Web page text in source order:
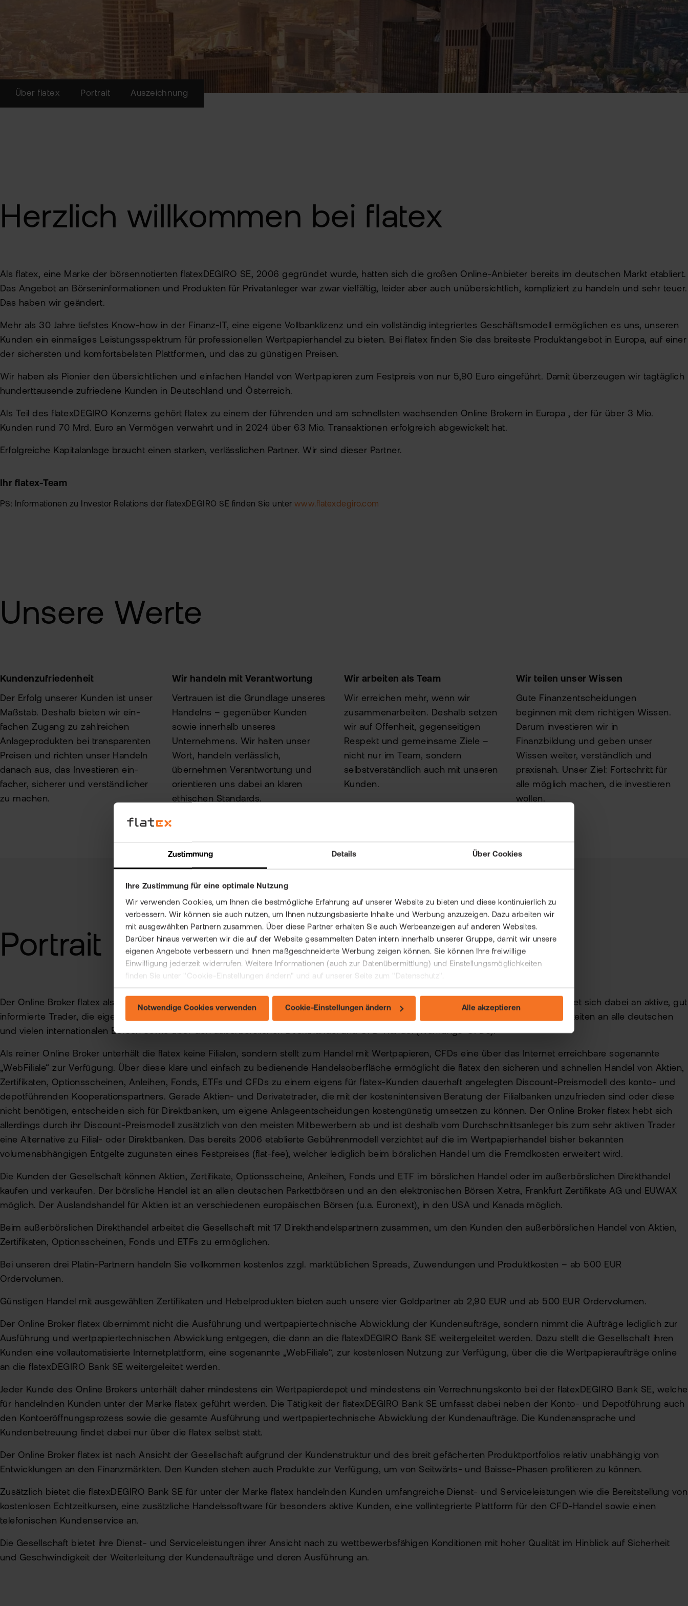
Zustimmung Details Über Cookies
Ihre Zustimmung für eine optimale Nutzung
Wir verwenden Cookies, um Ihnen die bestmögliche Erfahrung auf unserer Website zu bieten und diese kontinuierlich zu
verbessern. Wir können sie auch nutzen, um Ihnen nutzungsbasierte Inhalte und Werbung anzuzeigen. Dazu arbeiten wir
mit ausgewählten Partnern zusammen. Über diese Partner erhalten Sie auch Werbeanzeigen auf anderen Websites.
Darüber hinaus verwerten wir die auf der Website gesammelten Daten intern innerhalb unserer Gruppe, damit wir unsere
eigenen Angebote verbessern und Ihnen maßgeschneiderte Werbung zeigen können. Sie können Ihre freiwillige
Einwilligung jederzeit widerrufen. Weitere Informationen (auch zur Datenübermittlung) und Einstellungsmöglichkeiten
finden Sie unter "Cookie-Einstellungen ändern" und auf unserer Seite zum "Datenschutz".
Notwendige Cookies verwenden Cookie-Einstellungen ändern Alle akzeptieren
Über flatex Portrait Auszeichnung
Herzlich willkommen bei flatex
Als flatex, eine Marke der börsennotierten flatexDEGIRO SE, 2006 gegründet wurde, hatten sich die großen Online-Anbieter bereits im deutschen Markt etabliert.
Das Angebot an Börseninformationen und Produkten für Privatanleger war zwar vielfältig, leider aber auch unübersichtlich, kompliziert zu handeln und sehr teuer.
Das haben wir geändert.
Mehr als 30 Jahre tiefstes Know-how in der Finanz-IT, eine eigene Vollbanklizenz und ein vollständig integriertes Geschäftsmodell ermöglichen es uns, unseren
Kunden ein einmaliges Leistungsspektrum für professionellen Wertpapierhandel zu bieten. Bei flatex finden Sie das breiteste Produktangebot in Europa, auf einer
der sichersten und komfortabelsten Plattformen, und das zu günstigen Preisen.
Wir haben als Pionier den übersichtlichen und einfachen Handel von Wertpapieren zum Festpreis von nur 5,90 Euro eingeführt. Damit überzeugen wir tagtäglich
hunderttausende zufriedene Kunden in Deutschland und Österreich.
Als Teil des flatexDEGIRO Konzerns gehört flatex zu einem der führenden und am schnellsten wachsenden Online Brokern in Europa , der für über 3 Mio.
Kunden rund 70 Mrd. Euro an Vermögen verwahrt und in 2024 über 63 Mio. Transaktionen erfolgreich abgewickelt hat.
Erfolgreiche Kapitalanlage braucht einen starken, verlässlichen Partner. Wir sind dieser Partner.
Ihr flatex-Team
PS: Informationen zu Investor Relations der flatexDEGIRO SE finden Sie unter www.flatexdegiro.com
Unsere Werte
Kundenzufriedenheit
Der Erfolg unserer Kunden ist unser
Maßstab. Deshalb bieten wir ein­
fachen Zugang zu zahlreichen
Anlageprodukten bei transparenten
Preisen und richten unser Handeln
danach aus, das Investieren ein­
facher, sicherer und ver­ständlicher
zu machen.
Wir handeln mit Verantwortung
Vertrauen ist die Grundlage unseres
Handelns – gegenüber Kunden
sowie innerhalb unseres
Unternehmens. Wir halten unser
Wort, handeln verlässlich,
übernehmen Verantwortung und
orientieren uns dabei an klaren
ethischen Standards.
Wir arbeiten als Team
Wir erreichen mehr, wenn wir
zusammenarbeiten. Deshalb setzen
wir auf Offenheit, gegenseitigen
Respekt und gemeinsame Ziele –
nicht nur im Team, sondern
selbstverständlich auch mit unseren
Kunden.
Wir teilen unser Wissen
Gute Finanzentscheidungen
beginnen mit dem richtigen Wissen.
Darum investieren wir in
Finanzbildung und geben unser
Wissen weiter, verständlich und
praxisnah. Unser Ziel: Fortschritt für
alle möglich machen, die investieren
wollen.
Portrait
Der Online Broker flatex als eine Marke der flatexDEGIRO SE hat sich auf das beratungslose Wertpapiergeschäft spezialisiert und wendet sich dabei an aktive, gut
informierte Trader, die eigenverantwortlich handeln. Das Handelsangebot erstreckt sich über alle Wertpapierarten mit Handelsmöglichkeiten an alle deutschen
und vielen internationalen Börsen sowie über den außerbörslichen Direkthandel und CFD-Handel (Währungs-CFDs).
Als reiner Online Broker unterhält die flatex keine Filialen, sondern stellt zum Handel mit Wertpapieren, CFDs eine über das Internet erreichbare sogenannte
„WebFiliale“ zur Verfügung. Über diese klare und einfach zu bedienende Handelsoberfläche ermöglicht die flatex den sicheren und schnellen Handel von Aktien,
Zertifikaten, Optionsscheinen, Anleihen, Fonds, ETFs und CFDs zu einem eigens für flatex-Kunden dauerhaft angelegten Discount-Preismodell des konto- und
depotführenden Kooperationspartners. Gerade Aktien- und Derivatetrader, die mit der kostenintensiven Beratung der Filialbanken unzufrieden sind oder diese
nicht benötigen, entscheiden sich für Direktbanken, um eigene Anlageentscheidungen kostengünstig umsetzen zu können. Der Online Broker flatex hebt sich
allerdings durch ihr Discount-Preismodell zusätzlich von den meisten Mitbewerbern ab und ist deshalb vom Durchschnittsanleger bis zum sehr aktiven Trader
eine Alternative zu Filial- oder Direktbanken. Das bereits 2006 etablierte Gebührenmodell verzichtet auf die im Wertpapierhandel bisher bekannten
volumenabhängigen Entgelte zugunsten eines Festpreises (flat-fee), welcher lediglich beim börslichen Handel um die Fremdkosten erweitert wird.
Die Kunden der Gesellschaft können Aktien, Zertifikate, Optionsscheine, Anleihen, Fonds und ETF im börslichen Handel oder im außerbörslichen Direkthandel
kaufen und verkaufen. Der börsliche Handel ist an allen deutschen Parkettbörsen und an den elektronischen Börsen Xetra, Frankfurt Zertifikate AG und EUWAX
möglich. Der Auslandshandel für Aktien ist an verschiedenen europäischen Börsen (u.a. Euronext), in den USA und Kanada möglich.
Beim außerbörslichen Direkthandel arbeitet die Gesellschaft mit 17 Direkthandelspartnern zusammen, um den Kunden den außerbörslichen Handel von Aktien,
Zertifikaten, Optionsscheinen, Fonds und ETFs zu ermöglichen.
Bei unseren drei Platin-Partnern handeln Sie vollkommen kostenlos zzgl. marktüblichen Spreads, Zuwendungen und Produktkosten – ab 500 EUR
Ordervolumen.
Günstigen Handel mit ausgewählten Zertifikaten und Hebelprodukten bieten auch unsere vier Goldpartner ab 2,90 EUR und ab 500 EUR Ordervolumen.
Der Online Broker flatex übernimmt nicht die Ausführung und wertpapiertechnische Abwicklung der Kundenaufträge, sondern nimmt die Aufträge lediglich zur
Ausführung und wertpapiertechnischen Abwicklung entgegen, die dann an die flatexDEGIRO Bank SE weitergeleitet werden. Dazu stellt die Gesellschaft ihren
Kunden eine vollautomatisierte Internetplattform, eine sogenannte „WebFiliale“, zur kostenlosen Nutzung zur Verfügung, über die die Wertpapieraufträge online
an die flatexDEGIRO Bank SE weitergeleitet werden.
Jeder Kunde des Online Brokers unterhält daher mindestens ein Wertpapierdepot und mindestens ein Verrechnungskonto bei der flatexDEGIRO Bank SE, welche
für handelnden Kunden unter der Marke flatex geführt werden. Die Tätigkeit der flatexDEGIRO Bank SE umfasst dabei neben der Konto- und Depotführung auch
den Kontoeröffnungsprozess sowie die gesamte Ausführung und wertpapiertechnische Abwicklung der Kundenaufträge. Die Kundenansprache und
Kundenbetreuung findet dabei nur über die flatex selbst statt.
Der Online Broker flatex ist nach Ansicht der Gesellschaft aufgrund der Kundenstruktur und des breit gefächerten Produktportfolios relativ unabhängig von
Entwicklungen an den Finanzmärkten. Den Kunden stehen auch Produkte zur Verfügung, um von Seitwärts- und Baisse-Phasen profitieren zu können.
Zusätzlich bietet die flatexDEGIRO Bank SE für unter der Marke flatex handelnden Kunden umfangreiche Dienst- und Serviceleistungen wie die Bereitstellung von
kostenlosen Echtzeitkursen, eine zusätzliche Handelssoftware für besonders aktive Kunden, eine vollintegrierte Plattform für den CFD-Handel sowie einen
telefonischen Kundenservice an.
Die Gesellschaft bietet ihre Dienst- und Serviceleistungen ihrer Ansicht nach zu wettbewerbsfähigen Konditionen mit hoher Qualität im Hinblick auf Sicherheit
und Geschwindigkeit der Weiterleitung der Kundenaufträge und deren Ausführung an.